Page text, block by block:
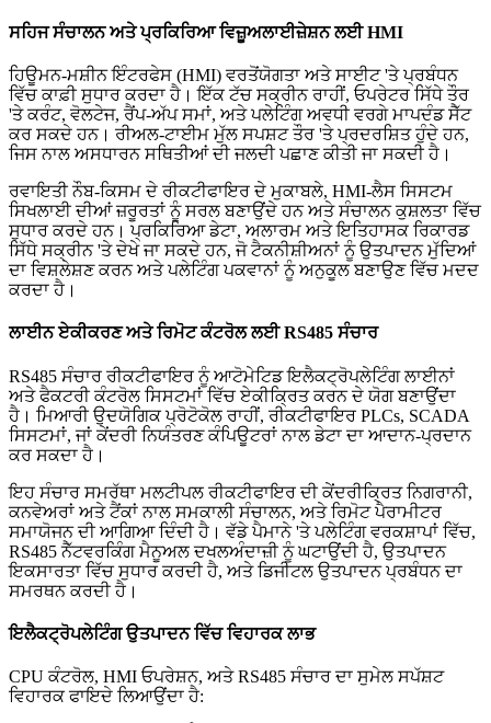
ਸਹਿਜ ਸੰਚਾਲਨ ਅਤੇ ਪ੍ਰਕਿਰਿਆ ਵਿਜ਼ੂਅਲਾਈਜ਼ੇਸ਼ਨ ਲਈ HMI
ਹਿਊਮਨ-ਮਸ਼ੀਨ ਇੰਟਰਫੇਸ (HMI) ਵਰਤੋਂਯੋਗਤਾ ਅਤੇ ਸਾਈਟ 'ਤੇ ਪ੍ਰਬੰਧਨ
ਵਿੱਚ ਕਾਫ਼ੀ ਸੁਧਾਰ ਕਰਦਾ ਹੈ। ਇੱਕ ਟੱਚ ਸਕ੍ਰੀਨ ਰਾਹੀਂ, ਓਪਰੇਟਰ ਸਿੱਧੇ ਤੌਰ
'ਤੇ ਕਰੰਟ, ਵੋਲਟੇਜ, ਰੈਂਪ-ਅੱਪ ਸਮਾਂ, ਅਤੇ ਪਲੇਟਿੰਗ ਅਵਧੀ ਵਰਗੇ ਮਾਪਦੰਡ ਸੈੱਟ
ਕਰ ਸਕਦੇ ਹਨ। ਰੀਅਲ-ਟਾਈਮ ਮੁੱਲ ਸਪਸ਼ਟ ਤੌਰ 'ਤੇ ਪ੍ਰਦਰਸ਼ਿਤ ਹੁੰਦੇ ਹਨ,
ਜਿਸ ਨਾਲ ਅਸਧਾਰਨ ਸਥਿਤੀਆਂ ਦੀ ਜਲਦੀ ਪਛਾਣ ਕੀਤੀ ਜਾ ਸਕਦੀ ਹੈ।
ਰਵਾਇਤੀ ਨੌਬ-ਕਿਸਮ ਦੇ ਰੀਕਟੀਫਾਇਰ ਦੇ ਮੁਕਾਬਲੇ, HMI-ਲੈਸ ਸਿਸਟਮ
ਸਿਖਲਾਈ ਦੀਆਂ ਜ਼ਰੂਰਤਾਂ ਨੂੰ ਸਰਲ ਬਣਾਉਂਦੇ ਹਨ ਅਤੇ ਸੰਚਾਲਨ ਕੁਸ਼ਲਤਾ ਵਿੱਚ
ਸੁਧਾਰ ਕਰਦੇ ਹਨ। ਪ੍ਰਕਿਰਿਆ ਡੇਟਾ, ਅਲਾਰਮ ਅਤੇ ਇਤਿਹਾਸਕ ਰਿਕਾਰਡ
ਸਿੱਧੇ ਸਕ੍ਰੀਨ 'ਤੇ ਦੇਖੇ ਜਾ ਸਕਦੇ ਹਨ, ਜੋ ਟੈਕਨੀਸ਼ੀਅਨਾਂ ਨੂੰ ਉਤਪਾਦਨ ਮੁੱਦਿਆਂ
ਦਾ ਵਿਸ਼ਲੇਸ਼ਣ ਕਰਨ ਅਤੇ ਪਲੇਟਿੰਗ ਪਕਵਾਨਾਂ ਨੂੰ ਅਨੁਕੂਲ ਬਣਾਉਣ ਵਿੱਚ ਮਦਦ
ਕਰਦਾ ਹੈ।
ਲਾਈਨ ਏਕੀਕਰਣ ਅਤੇ ਰਿਮੋਟ ਕੰਟਰੋਲ ਲਈ RS485 ਸੰਚਾਰ
RS485 ਸੰਚਾਰ ਰੀਕਟੀਫਾਇਰ ਨੂੰ ਆਟੋਮੇਟਿਡ ਇਲੈਕਟ੍ਰੋਪਲੇਟਿੰਗ ਲਾਈਨਾਂ
ਅਤੇ ਫੈਕਟਰੀ ਕੰਟਰੋਲ ਸਿਸਟਮਾਂ ਵਿੱਚ ਏਕੀਕ੍ਰਿਤ ਕਰਨ ਦੇ ਯੋਗ ਬਣਾਉਂਦਾ
ਹੈ। ਮਿਆਰੀ ਉਦਯੋਗਿਕ ਪ੍ਰੋਟੋਕੋਲ ਰਾਹੀਂ, ਰੀਕਟੀਫਾਇਰ PLCs, SCADA
ਸਿਸਟਮਾਂ, ਜਾਂ ਕੇਂਦਰੀ ਨਿਯੰਤਰਣ ਕੰਪਿਊਟਰਾਂ ਨਾਲ ਡੇਟਾ ਦਾ ਆਦਾਨ-ਪ੍ਰਦਾਨ
ਕਰ ਸਕਦਾ ਹੈ।
ਇਹ ਸੰਚਾਰ ਸਮਰੱਥਾ ਮਲਟੀਪਲ ਰੀਕਟੀਫਾਇਰ ਦੀ ਕੇਂਦਰੀਕ੍ਰਿਤ ਨਿਗਰਾਨੀ,
ਕਨਵੇਅਰਾਂ ਅਤੇ ਟੈਂਕਾਂ ਨਾਲ ਸਮਕਾਲੀ ਸੰਚਾਲਨ, ਅਤੇ ਰਿਮੋਟ ਪੈਰਾਮੀਟਰ
ਸਮਾਯੋਜਨ ਦੀ ਆਗਿਆ ਦਿੰਦੀ ਹੈ। ਵੱਡੇ ਪੈਮਾਨੇ 'ਤੇ ਪਲੇਟਿੰਗ ਵਰਕਸ਼ਾਪਾਂ ਵਿੱਚ,
RS485 ਨੈੱਟਵਰਕਿੰਗ ਮੈਨੂਅਲ ਦਖਲਅੰਦਾਜ਼ੀ ਨੂੰ ਘਟਾਉਂਦੀ ਹੈ, ਉਤਪਾਦਨ
ਇਕਸਾਰਤਾ ਵਿੱਚ ਸੁਧਾਰ ਕਰਦੀ ਹੈ, ਅਤੇ ਡਿਜੀਟਲ ਉਤਪਾਦਨ ਪ੍ਰਬੰਧਨ ਦਾ
ਸਮਰਥਨ ਕਰਦੀ ਹੈ।
ਇਲੈਕਟ੍ਰੋਪਲੇਟਿੰਗ ਉਤਪਾਦਨ ਵਿੱਚ ਵਿਹਾਰਕ ਲਾਭ
CPU ਕੰਟਰੋਲ, HMI ਓਪਰੇਸ਼ਨ, ਅਤੇ RS485 ਸੰਚਾਰ ਦਾ ਸੁਮੇਲ ਸਪੱਸ਼ਟ
ਵਿਹਾਰਕ ਫਾਇਦੇ ਲਿਆਉਂਦਾ ਹੈ: